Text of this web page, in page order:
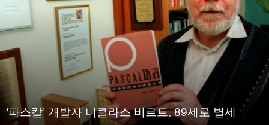
‘파스칼’ 개발자 니클라스 비르트, 89세로 별세